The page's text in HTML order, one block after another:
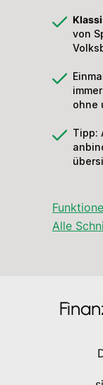
von
ohne
Tipp:
Alle